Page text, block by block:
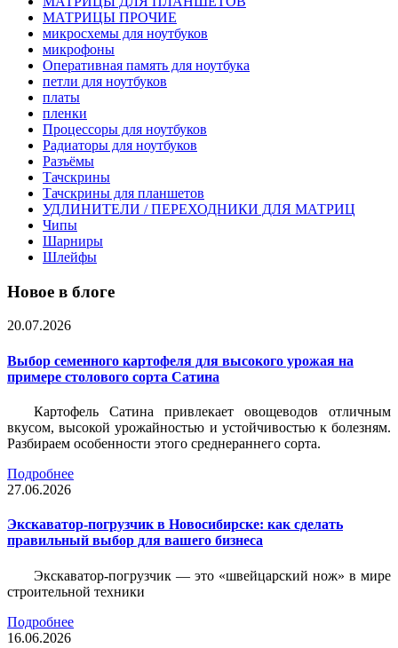
МАТРИЦЫ ПРОЧИЕ
микросхемы для ноутбуков
микрофоны
Оперативная память для ноутбука
петли для ноутбуков
платы
пленки
Процессоры для ноутбуков
Радиаторы для ноутбуков
Разъёмы
Тачскрины
Тачскрины для планшетов
УДЛИНИТЕЛИ / ПЕРЕХОДНИКИ ДЛЯ МАТРИЦ
Чипы
Шарниры
Шлейфы
Новое в блоге
20.07.2026
Выбор семенного картофеля для высокого урожая на
примере столового сорта Сатина
Картофель Сатина привлекает овощеводов отличным
вкусом, высокой урожайностью и устойчивостью к болезням.
Разбираем особенности этого среднераннего сорта.
Подробнее
27.06.2026
Экскаватор-погрузчик в Новосибирске: как сделать
правильный выбор для вашего бизнеса
Экскаватор-погрузчик — это «швейцарский нож» в мире
строительной техники
Подробнее
16.06.2026